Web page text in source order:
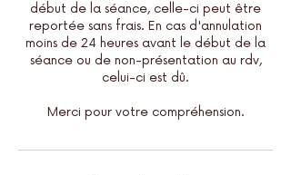
début de la séance, celle-ci peut être
reportée sans frais. En cas d'annulation
moins de 24 heures avant le début de la
séance ou de non-présentation au rdv,
celui-ci est dû.
Merci pour votre compréhension.